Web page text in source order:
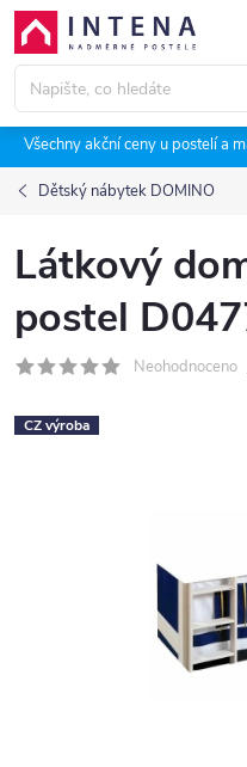
Přejít
obsah
Všechny akční ceny u postelí a
Dětský nábytek DOMINO
Látkový
postel
Neohodnoceno
CZ výroba